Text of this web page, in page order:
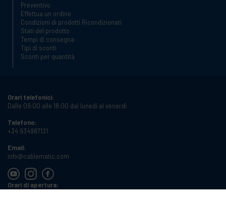
Preventivo
Effettua un ordine
Condizioni di prodotti Ricondizionati
Stati del prodotto
Tempi di consegna
Tipi di sconti
Sconti per quantità
Orari telefonici:
Dalle 09:00 alle 18:00 dal lunedì al venerdì
Telefono:
+34 934987121
Email:
info@cablematic.com
Orari di apertura: